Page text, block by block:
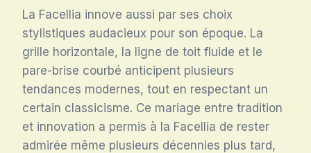
La Facellia innove aussi par ses choix
stylistiques audacieux pour son époque. La
grille horizontale, la ligne de toit fluide et le
pare-brise courbé anticipent plusieurs
tendances modernes, tout en respectant un
certain classicisme. Ce mariage entre tradition
et innovation a permis à la Facellia de rester
admirée même plusieurs décennies plus tard,